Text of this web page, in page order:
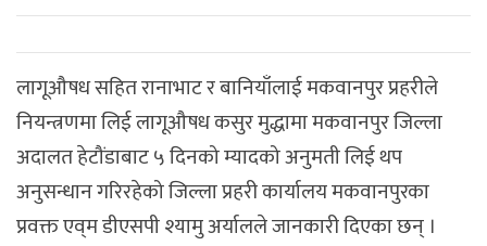
लागूऔषध सहित रानाभाट र बानियाँलाई मकवानपुर प्रहरीले
नियन्त्रणमा लिई लागूऔषध कसुर मुद्धामा मकवानपुर जिल्ला
अदालत हेटौंडाबाट ५ दिनको म्यादको अनुमती लिई थप
अनुसन्धान गरिरहेको जिल्ला प्रहरी कार्यालय मकवानपुरका
प्रवक्त एव्‌म डीएसपी श्यामु अर्यालले जानकारी दिएका छन् ।